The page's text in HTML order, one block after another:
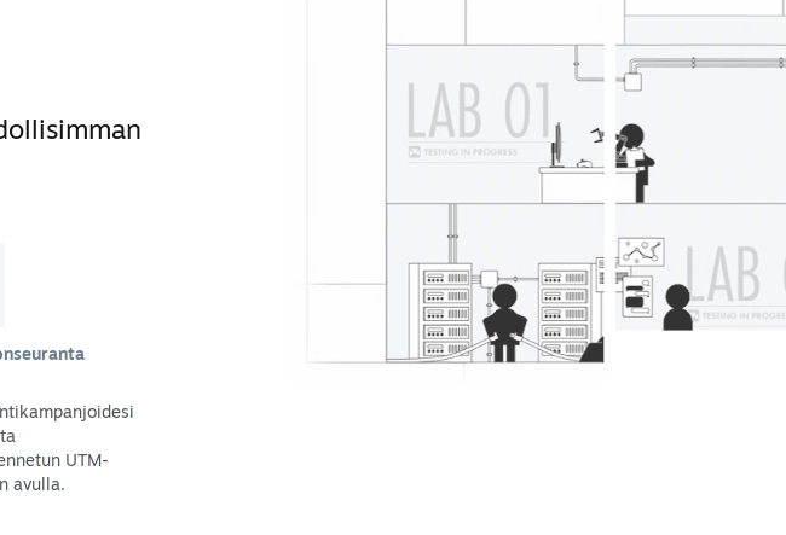
UTM-
avulla.